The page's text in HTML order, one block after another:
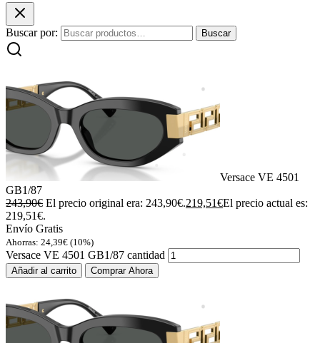
Buscar por: Buscar
Versace VE 4501
GB1/87
243,90€ El precio original era: 243,90€.219,51€El precio actual es:
219,51€.
Envío Gratis
Ahorras: 24,39€ (10%)
Versace VE 4501 GB1/87 cantidad
Añadir al carrito Comprar Ahora